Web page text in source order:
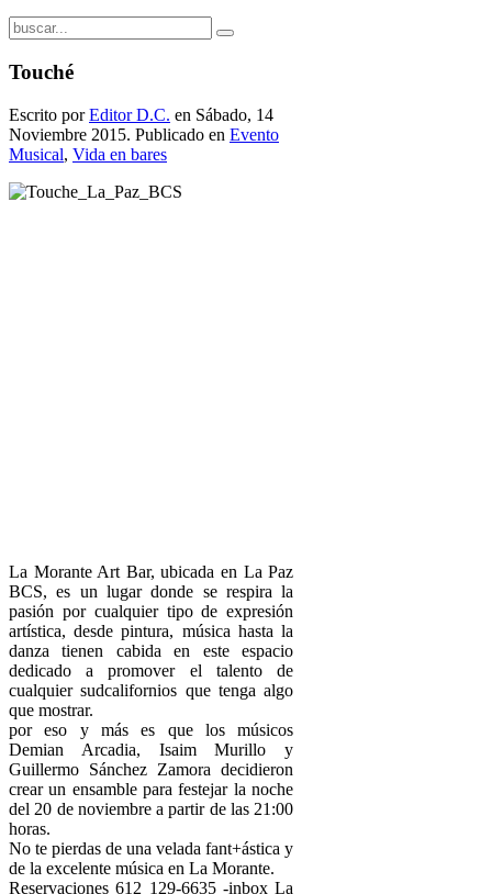
Touché
Escrito porEditor D.C. en Sábado, 14
Noviembre 2015. Publicado en Evento
Musical, Vida en bares
La Morante Art Bar, ubicada en La Paz
BCS, es un lugar donde se respira la
pasión por cualquier tipo de expresión
artística, desde pintura, música hasta la
danza tienen cabida en este espacio
dedicado a promover el talento de
cualquier sudcalifornios que tenga algo
que mostrar.
por eso y más es que los músicos
Demian Arcadia, Isaim Murillo y
Guillermo Sánchez Zamora decidieron
crear un ensamble para festejar la noche
del 20 de noviembre a partir de las 21:00
horas.
No te pierdas de una velada fant+ástica y
de la excelente música en La Morante.
Reservaciones 612 129-6635 -inbox La